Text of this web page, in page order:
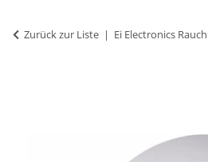
Zurück zur Liste Ei Electronics